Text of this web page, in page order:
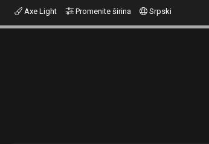
Axe Light Promenite širina Srpski